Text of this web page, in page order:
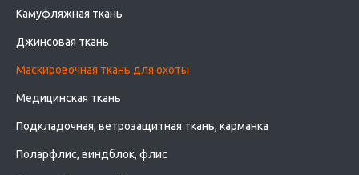
Камуфляжная ткань
Джинсовая ткань
Маскировочная ткань для охоты
Медицинская ткань
Подкладочная, ветрозащитная ткань, карманка
Поларфлис, виндблок, флис